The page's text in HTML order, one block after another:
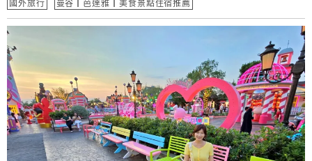
國外旅行 曼谷┃芭達雅┃美食景點住宿推薦